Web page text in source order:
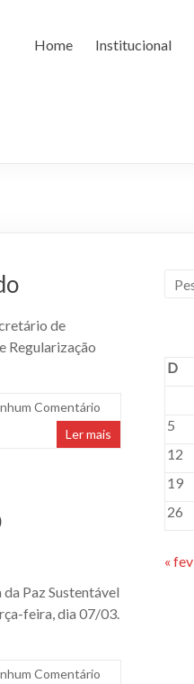
Home Institucional
de
Regularização
Comentário
Ler mais
Paz Sustentável
feira, dia 07/03.
Comentário
D
5
12
19
26
« fev